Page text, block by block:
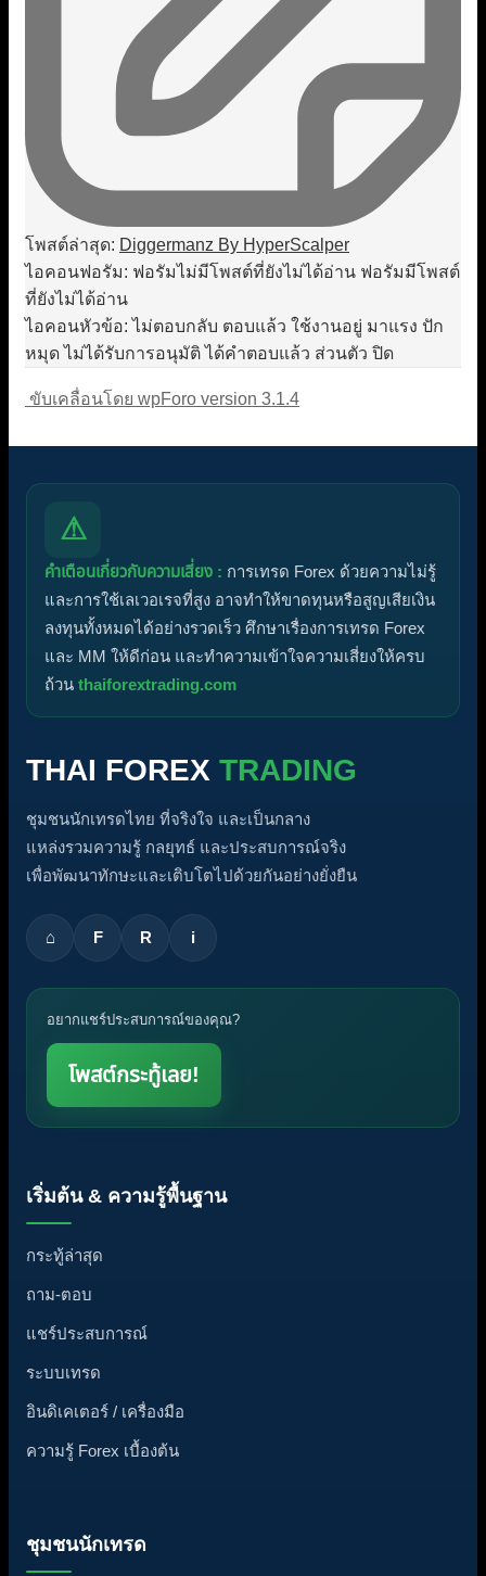
โพสต์ล่าสุด: Diggermanz By HyperScalper
ไอคอนฟอรัม: ฟอรัมไม่มีโพสต์ที่ยังไม่ได้อ่าน ฟอรัมมีโพสต์
ที่ยังไม่ได้อ่าน
ไอคอนหัวข้อ: ไม่ตอบกลับ ตอบแล้ว ใช้งานอยู่ มาแรง ปัก
หมุด ไม่ได้รับการอนุมัติ ได้คำตอบแล้ว ส่วนตัว ปิด
ขับเคลื่อนโดย wpForo version 3.1.4
⚠
คำเตือนเกี่ยวกับความเสี่ยง : การเทรด Forex ด้วยความไม่รู้
และการใช้เลเวอเรจที่สูง อาจทำให้ขาดทุนหรือสูญเสียเงิน
ลงทุนทั้งหมดได้อย่างรวดเร็ว ศึกษาเรื่องการเทรด Forex
และ MM ให้ดีก่อน และทำความเข้าใจความเสี่ยงให้ครบ
ถ้วน thaiforextrading.com
THAI FOREX TRADING
ชุมชนนักเทรดไทย ที่จริงใจ และเป็นกลาง
แหล่งรวมความรู้ กลยุทธ์ และประสบการณ์จริง
เพื่อพัฒนาทักษะและเติบโตไปด้วยกันอย่างยั่งยืน
⌂ F R i
อยากแชร์ประสบการณ์ของคุณ?
โพสต์กระทู้เลย!
เริ่มต้น & ความรู้พื้นฐาน
กระทู้ล่าสุด
ถาม-ตอบ
แชร์ประสบการณ์
ระบบเทรด
อินดิเคเตอร์ / เครื่องมือ
ความรู้ Forex เบื้องต้น
ชุมชนนักเทรด